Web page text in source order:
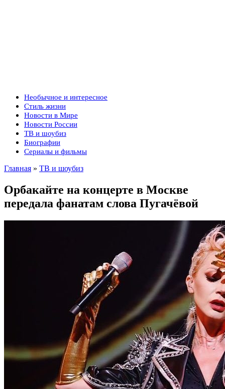
Необычное и интересное
Стиль жизни
Новости в Мире
Новости России
ТВ и шоубиз
Биографии
Сериалы и фильмы
Главная » ТВ и шоубиз
Орбакайте на концерте в Москве
передала фанатам слова Пугачёвой